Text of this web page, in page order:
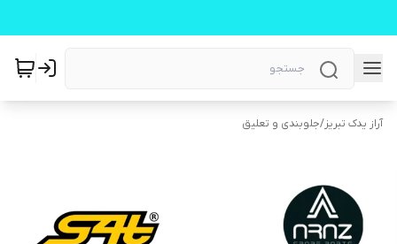
آراز یدک تبریز/جلوبندی و تعلیق